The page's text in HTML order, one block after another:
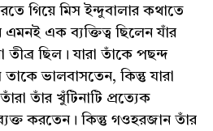
গিয়ে মিস ইন্দুবালার কথাতে
এক ব্যক্তিত্ব ছিলেন যাঁর
তীব্র ছিল। যারা তাঁকে পছন্দ
ভালবাসতেন, কিন্তু যারা
তাঁর খুঁটিনাটি প্রত্যেক
করতেন। কিন্তু গওহরজান তাঁর